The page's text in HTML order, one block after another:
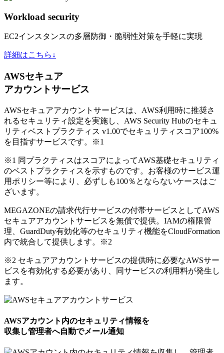
Workload security
EC2インスタンスの多層防御・脆弱性対策を手軽に実現
詳細はこちら↓
AWSセキュア
アカウントサービス
AWSセキュアアカウントサービスは、AWS利用時に推奨さ
れるセキュリティ設定を実施し、AWS Security Hubのセキュ
リティベストプラクティス v1.00でセキュリティスコア100%
を目指すサービスです。
※1
※1 同プラクティスはスコアによってAWS基礎セキュリティ
のベストプラクティスを示すものです。お客様のサービス運
用ポリシー等により、必ずしも100％とならないケースはご
ざいます。
MEGAZONEの請求代行サービスの付帯サービスとしてAWS
セキュアアカウントサービスを無償で提供。IAMの権限管
理、GuardDuty有効化等のセキュリティ機能をCloudFormation
内で統合して提供します。
※2
※2 セキュアアカウントサービスの提供時に必要なAWSサー
ビスを有効化する必要があり、同サービスの利用料が発生し
ます。
AWSアカウント内のセキュリティ情報を
収集し管理者へ自動でメール通知